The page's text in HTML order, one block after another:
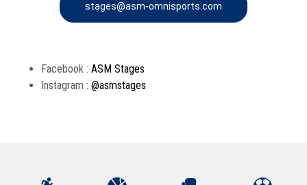
stages@asm-omnisports.com
Facebook : ASM Stages
Instagram : @asmstages